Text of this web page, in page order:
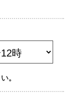
。